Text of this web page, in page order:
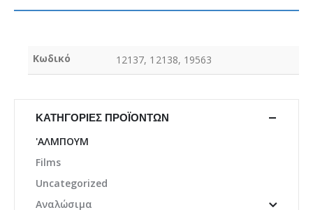
Κωδικό 12137, 12138, 19563
ΚΑΤΗΓΟΡΊΕΣ ΠΡΟΪΌΝΤΩΝ
'ΑΛΜΠΟΥΜ
Films
Uncategorized
Αναλώσιμα